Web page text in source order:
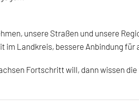
unsere Straßen und unsere
im Landkreis, bessere Anbindung für
Fortschritt will, dann wissen